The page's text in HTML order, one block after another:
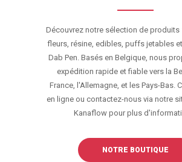
Découvrez notre sélection de produits
fleurs, résine, edibles, puffs jetables
Dab Pen. Basés en Belgique, nous
expédition rapide et fiable vers la
France, l'Allemagne, et les Pays-Bas.
en ligne ou contactez-nous via notre
Kanaflow pour plus
NOTRE BOUTIQUE